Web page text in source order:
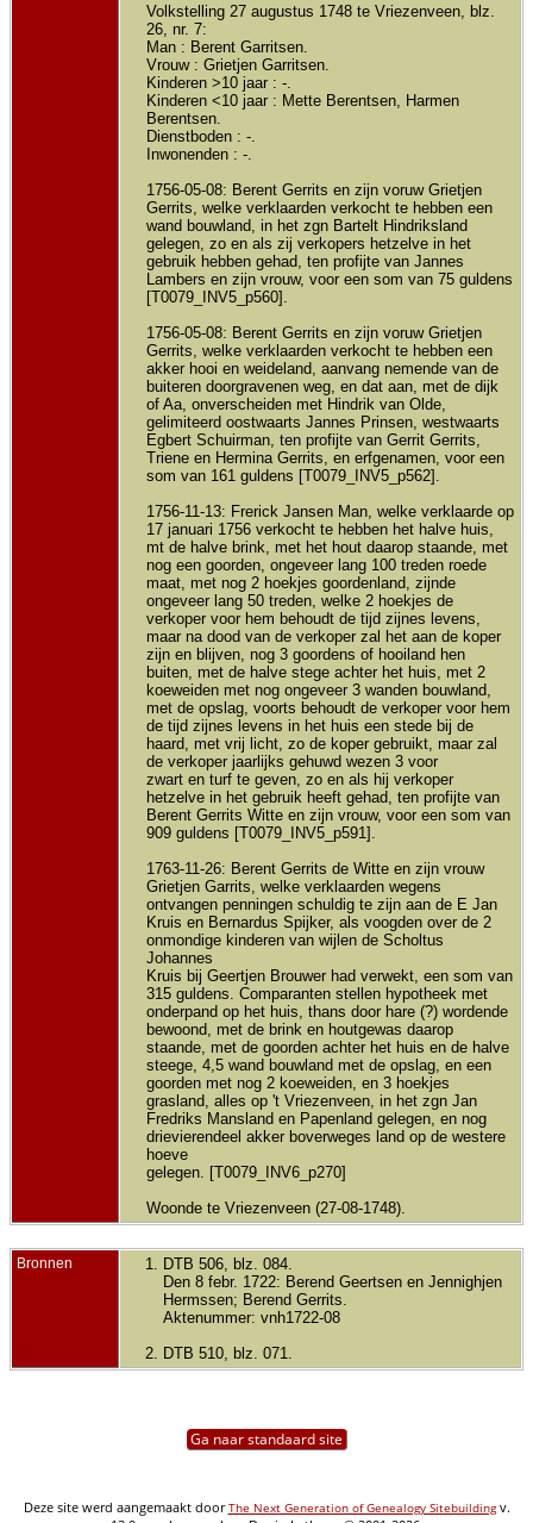
Volkstelling 27 augustus 1748 te Vriezenveen, blz.
26, nr. 7:
Man : Berent Garritsen.
Vrouw : Grietjen Garritsen.
Kinderen >10 jaar : -.
Kinderen <10 jaar : Mette Berentsen, Harmen
Berentsen.
Dienstboden : -.
Inwonenden : -.
1756-05-08: Berent Gerrits en zijn voruw Grietjen
Gerrits, welke verklaarden verkocht te hebben een
wand bouwland, in het zgn Bartelt Hindriksland
gelegen, zo en als zij verkopers hetzelve in het
gebruik hebben gehad, ten profijte van Jannes
Lambers en zijn vrouw, voor een som van 75 guldens
[T0079_INV5_p560].
1756-05-08: Berent Gerrits en zijn voruw Grietjen
Gerrits, welke verklaarden verkocht te hebben een
akker hooi en weideland, aanvang nemende van de
buiteren doorgravenen weg, en dat aan, met de dijk
of Aa, onverscheiden met Hindrik van Olde,
gelimiteerd oostwaarts Jannes Prinsen, westwaarts
Egbert Schuirman, ten profijte van Gerrit Gerrits,
Triene en Hermina Gerrits, en erfgenamen, voor een
som van 161 guldens [T0079_INV5_p562].
1756-11-13: Frerick Jansen Man, welke verklaarde op
17 januari 1756 verkocht te hebben het halve huis,
mt de halve brink, met het hout daarop staande, met
nog een goorden, ongeveer lang 100 treden roede
maat, met nog 2 hoekjes goordenland, zijnde
ongeveer lang 50 treden, welke 2 hoekjes de
verkoper voor hem behoudt de tijd zijnes levens,
maar na dood van de verkoper zal het aan de koper
zijn en blijven, nog 3 goordens of hooiland hen
buiten, met de halve stege achter het huis, met 2
koeweiden met nog ongeveer 3 wanden bouwland,
met de opslag, voorts behoudt de verkoper voor hem
de tijd zijnes levens in het huis een stede bij de
haard, met vrij licht, zo de koper gebruikt, maar zal
de verkoper jaarlijks gehuwd wezen 3 voor
zwart en turf te geven, zo en als hij verkoper
hetzelve in het gebruik heeft gehad, ten profijte van
Berent Gerrits Witte en zijn vrouw, voor een som van
909 guldens [T0079_INV5_p591].
1763-11-26: Berent Gerrits de Witte en zijn vrouw
Grietjen Garrits, welke verklaarden wegens
ontvangen penningen schuldig te zijn aan de E Jan
Kruis en Bernardus Spijker, als voogden over de 2
onmondige kinderen van wijlen de Scholtus
Johannes
Kruis bij Geertjen Brouwer had verwekt, een som van
315 guldens. Comparanten stellen hypotheek met
onderpand op het huis, thans door hare (?) wordende
bewoond, met de brink en houtgewas daarop
staande, met de goorden achter het huis en de halve
steege, 4,5 wand bouwland met de opslag, en een
goorden met nog 2 koeweiden, en 3 hoekjes
grasland, alles op 't Vriezenveen, in het zgn Jan
Fredriks Mansland en Papenland gelegen, en nog
drievierendeel akker boverweges land op de westere
hoeve
gelegen. [T0079_INV6_p270]
Woonde te Vriezenveen (27-08-1748).
Bronnen
DTB 506, blz. 084.
Den 8 febr. 1722: Berend Geertsen en Jennighjen
Hermssen; Berend Gerrits.
Aktenummer: vnh1722-08
DTB 510, blz. 071.
Ga naar standaard site
Deze site werd aangemaakt doorThe Next Generation of Genealogy Sitebuildingv.